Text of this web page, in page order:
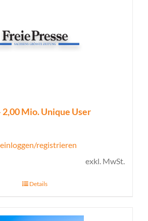
2,00 Mio. Unique User
registrieren
exkl. MwSt.
Details